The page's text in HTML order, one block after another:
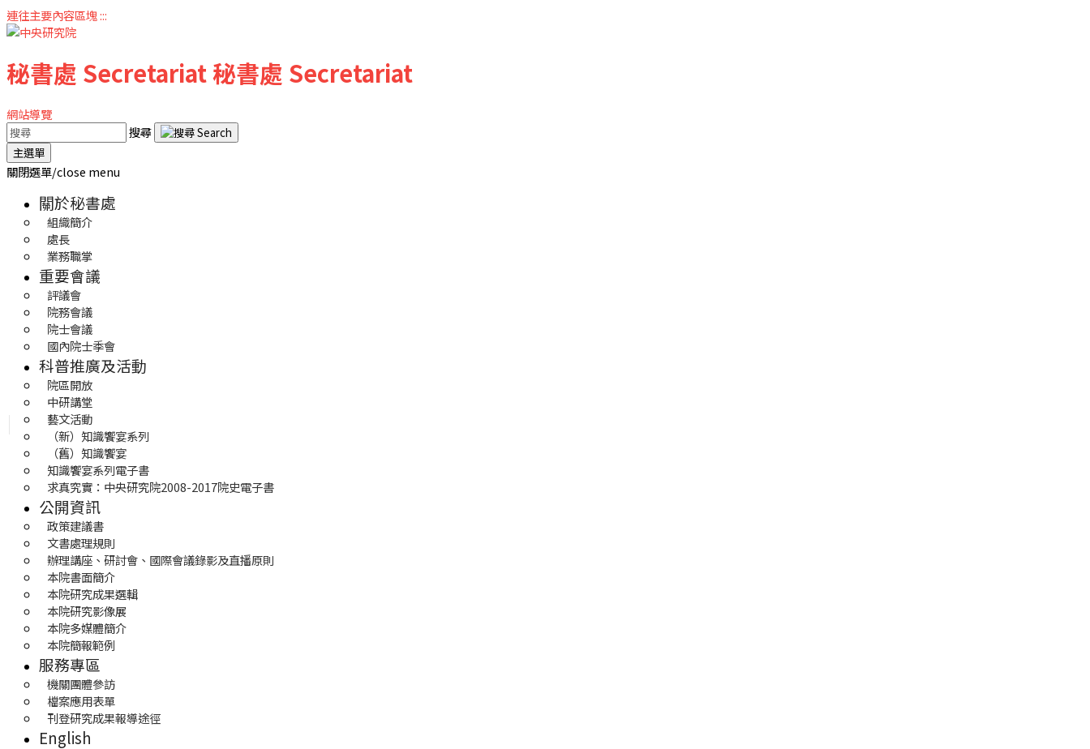
連往主要內容區塊:::
秘書處 Secretariat秘書處 Secretariat
網站導覽
搜尋
主選單
關閉選單/close menu
關於秘書處
組織簡介
處長
業務職掌
重要會議
評議會
院務會議
院士會議
國內院士季會
科普推廣及活動
院區開放
中研講堂
藝文活動
（新）知識饗宴系列
（舊）知識饗宴
知識饗宴系列電子書
求真究實：中央研究院2008-2017院史電子書
公開資訊
政策建議書
文書處理規則
辦理講座、研討會、國際會議錄影及直播原則
本院書面簡介
本院研究成果選輯
本院研究影像展
本院多媒體簡介
本院簡報範例
服務專區
機關團體參訪
檔案應用表單
刊登研究成果報導途徑
English